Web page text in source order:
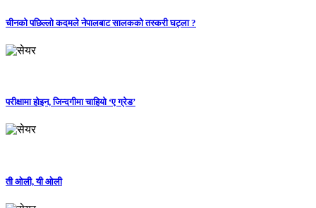
चीनको पछिल्लो कदमले नेपालबाट सालकको तस्करी घट्ला ?
परीक्षामा होइन, जिन्दगीमा चाहियो ‘ए ग्रेड’
ती ओली, यी ओली